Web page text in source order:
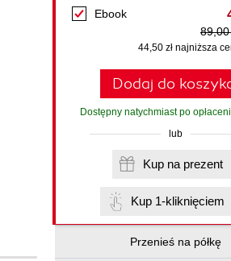
Ebook
89,00
44,50 zł najniższa
Dodaj do
Dostępny natychmiast po
lub
Kup na prezent
Kup 1-kliknięciem
Przenieś na półkę